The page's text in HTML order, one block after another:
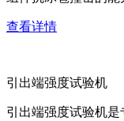
查看详情
引出端强度试验机
引出端强度试验机是